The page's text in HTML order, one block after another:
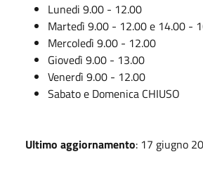
Lunedi 9.00 - 12.00
Martedì 9.00 - 12.00 e 14.00 -
Mercoledì 9.00 - 12.00
Giovedì 9.00 - 13.00
Venerdì 9.00 - 12.00
Sabato e Domenica CHIUSO
Ultimo aggiornamento: 17 giugno